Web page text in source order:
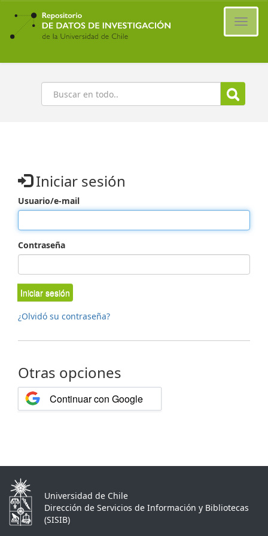
Ir
contenido
principal
Buscar
Iniciar sesión
Usuario/e-mail
Contraseña
Iniciar sesión
¿Olvidó su contraseña?
Otras opciones
Continuar con Google
Universidad de Chile
Dirección de Servicios de Información y Bibliotecas
(SISIB)